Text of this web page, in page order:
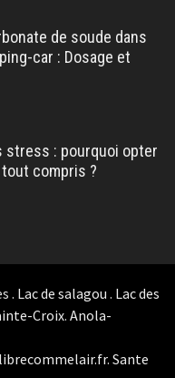
de soude dans
car : Dosage et
stress : pourquoi opter
compris ?
. Lac de salagou . Lac des
Croix.Anola-
librecommelair.fr.Sante